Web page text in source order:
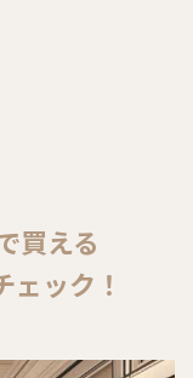
買える
ック！